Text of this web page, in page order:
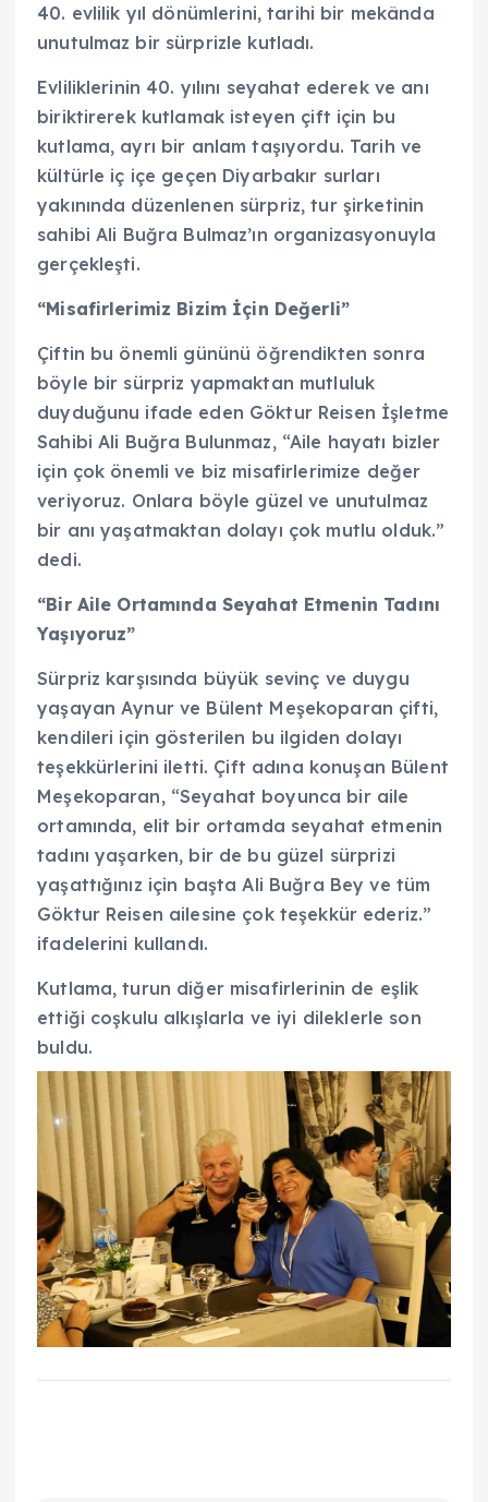
40. evlilik yıl dönümlerini, tarihi bir mekânda
unutulmaz bir sürprizle kutladı.
Evliliklerinin 40. yılını seyahat ederek ve anı
biriktirerek kutlamak isteyen çift için bu
kutlama, ayrı bir anlam taşıyordu. Tarih ve
kültürle iç içe geçen Diyarbakır surları
yakınında düzenlenen sürpriz, tur şirketinin
sahibi Ali Buğra Bulmaz’ın organizasyonuyla
gerçekleşti.
“Misafirlerimiz Bizim İçin Değerli”
Çiftin bu önemli gününü öğrendikten sonra
böyle bir sürpriz yapmaktan mutluluk
duyduğunu ifade eden Göktur Reisen İşletme
Sahibi Ali Buğra Bulunmaz, “Aile hayatı bizler
için çok önemli ve biz misafirlerimize değer
veriyoruz. Onlara böyle güzel ve unutulmaz
bir anı yaşatmaktan dolayı çok mutlu olduk.”
dedi.
“Bir Aile Ortamında Seyahat Etmenin Tadını
Yaşıyoruz”
Sürpriz karşısında büyük sevinç ve duygu
yaşayan Aynur ve Bülent Meşekoparan çifti,
kendileri için gösterilen bu ilgiden dolayı
teşekkürlerini iletti. Çift adına konuşan Bülent
Meşekoparan, “Seyahat boyunca bir aile
ortamında, elit bir ortamda seyahat etmenin
tadını yaşarken, bir de bu güzel sürprizi
yaşattığınız için başta Ali Buğra Bey ve tüm
Göktur Reisen ailesine çok teşekkür ederiz.”
ifadelerini kullandı.
Kutlama, turun diğer misafirlerinin de eşlik
ettiği coşkulu alkışlarla ve iyi dileklerle son
buldu.